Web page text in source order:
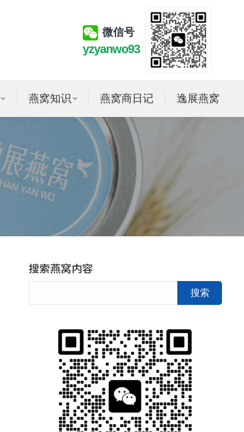
微信号
yzyanwo93
燕窝知识 燕窝商日记 逸展燕窝
搜索燕窝内容
搜索